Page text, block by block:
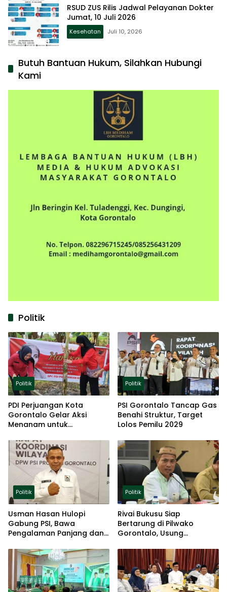
RSUD ZUS Rilis Jadwal Pelayanan Dokter
Jumat, 10 Juli 2026
Kesehatan Juli 10, 2026
Butuh Bantuan Hukum, Silahkan Hubungi
Kami
Politik
Politik
PDI Perjuangan Kota
Gorontalo Gelar Aksi
Menanam untuk
Politik
PSI Gorontalo Tancap Gas
Benahi Struktur, Target
Lolos Pemilu 2029
Politik
Usman Hasan Hulopi
Gabung PSI, Bawa
Pengalaman Panjang dan
Politik
Rivai Bukusu Siap
Bertarung di Pilwako
Gorontalo, Usung
Politik